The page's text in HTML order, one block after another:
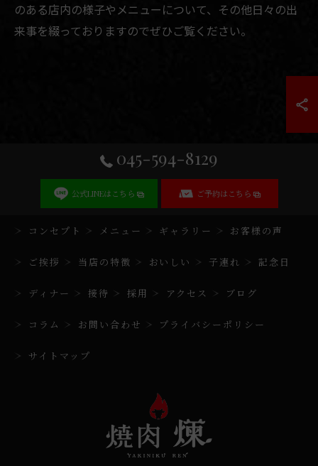
のある店内の様子やメニューについて、その他日々の出
来事を綴っておりますのでぜひご覧ください。
045-594-8129
公式LINEはこちら ご予約はこちら
コンセプト メニュー ギャラリー お客様の声
ご挨拶 当店の特徴 おいしい 子連れ 記念日
ディナー 接待 採用 アクセス ブログ
コラム お問い合わせ プライバシーポリシー
サイトマップ